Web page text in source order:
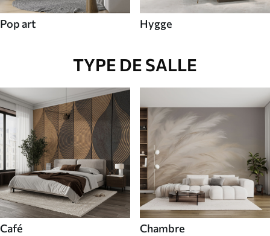
Pop art Hygge
TYPE DE SALLE
Café Chambre